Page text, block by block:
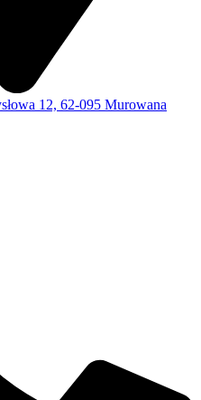
12, 62-095 Murowana